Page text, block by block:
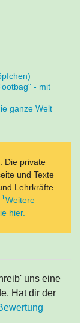
- mit
ganze Welt
Die private
und Texte
Lehrkräfte
Weitere
hier.
uns eine
Hat dir der